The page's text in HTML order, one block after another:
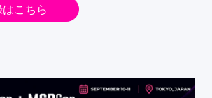
こちら